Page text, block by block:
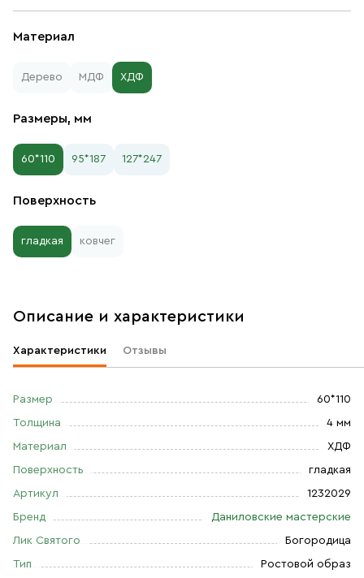
Материал
Дерево МДФ ХДФ
Размеры, мм
60*110 95*187 127*247
Поверхность
гладкая ковчег
Описание и характеристики
Характеристики Отзывы
Размер 60*110
Толщина 4 мм
Материал ХДФ
Поверхность гладкая
Артикул 1232029
Бренд Даниловские мастерские
Лик Святого Богородица
Тип Ростовой образ